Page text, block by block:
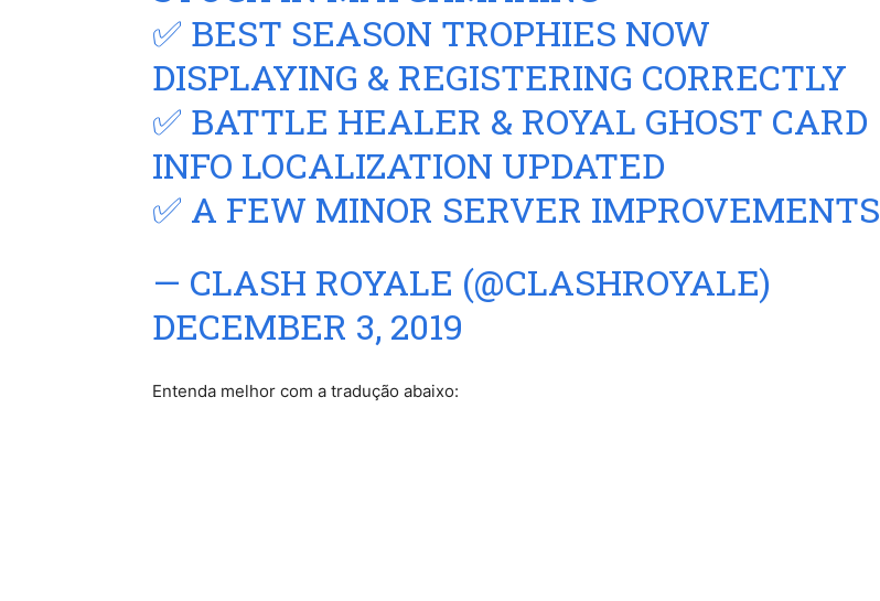
✅ BEST SEASON TROPHIES NOW
DISPLAYING & REGISTERING CORRECTLY
✅ BATTLE HEALER & ROYAL GHOST CARD
INFO LOCALIZATION UPDATED
✅ A FEW MINOR SERVER IMPROVEMENTS
— CLASH ROYALE (@CLASHROYALE)
DECEMBER 3, 2019
Entenda melhor com a tradução abaixo: